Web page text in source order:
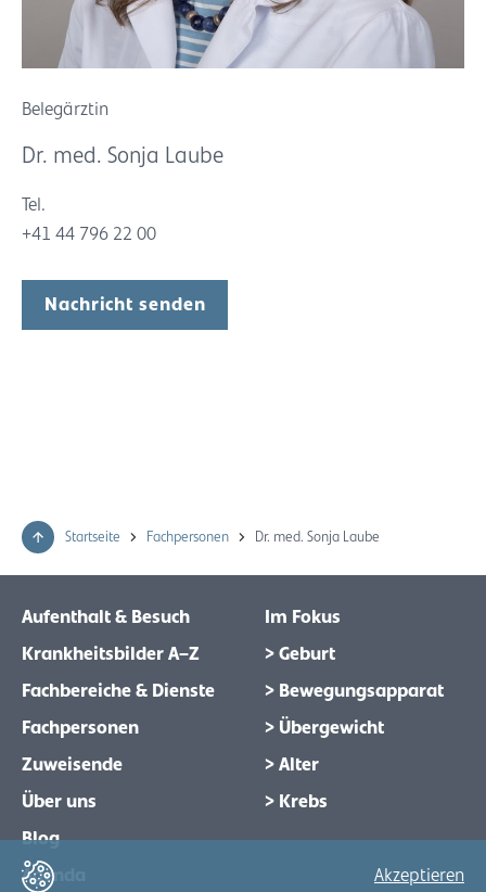
Belegärztin
Dr. med. Sonja Laube
Tel.
+41 44 796 22 00
Nachricht senden
Akzeptieren
Startseite Fachpersonen Dr. med. Sonja Laube
Aufenthalt & Besuch
Krankheitsbilder A–Z
Fachbereiche & Dienste
Fachpersonen
Zuweisende
Über uns
Blog
Agenda
Im Fokus
> Geburt
> Bewegungsapparat
> Übergewicht
> Alter
> Krebs